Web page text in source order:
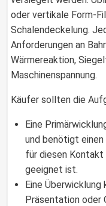
oder vertikale Form-
Schalendeckelung.
Anforderungen an
Wärmereaktion,
Maschinenspannung.
Käufer sollten die
Eine
und benötigt einen
für diesen Kontakt
geeignet ist.
Eine Überwicklung
Präsentation oder